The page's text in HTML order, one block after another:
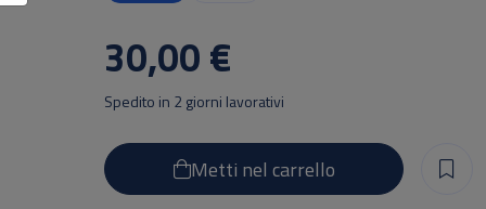
30,00 €
Metti nel carrello
Spedito in 2 giorni lavorativi